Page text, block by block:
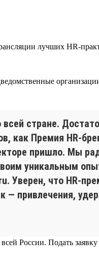
лучших HR-
стране.
как Премия HR-
пришло. Мы
уникальным
Уверен, что HR-
привлечения,
России. Подать